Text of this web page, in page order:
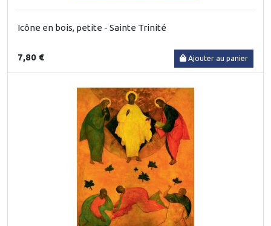
Icône en bois, petite - Sainte Trinité
7,80 € Ajouter au panier